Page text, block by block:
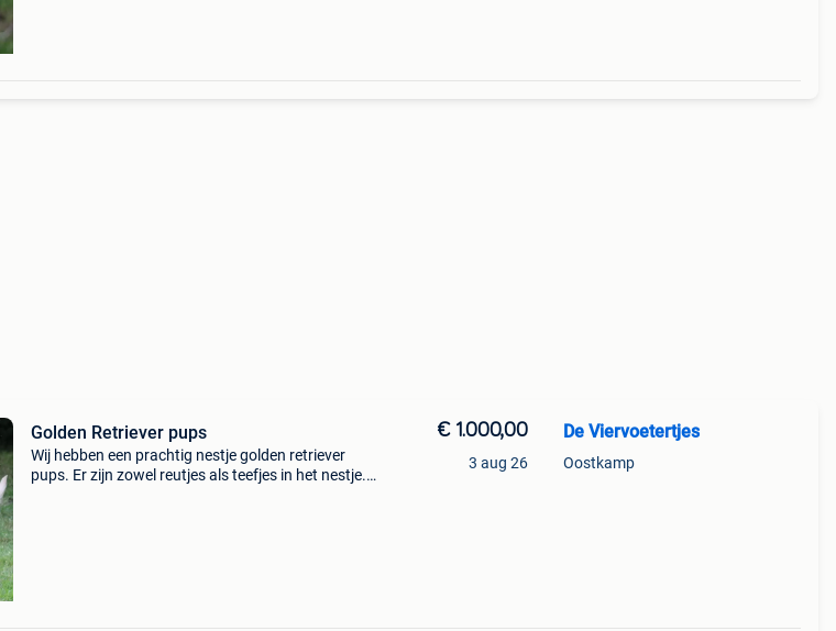
Golden Retriever pups
Wij hebben een prachtig nestje golden retriever
pups. Er zijn zowel reutjes als teefjes in het nestje.
€ 1.000,00
3 aug 26
De Viervoetertjes
Oostkamp